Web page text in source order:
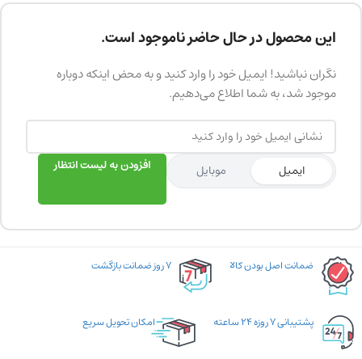
این محصول در حال حاضر ناموجود است.
نگران نباشید! ایمیل خود را وارد کنید و به محض اینکه دوباره
موجود شد، به شما اطلاع می‌دهیم.
ایمیل موبایل افزودن به لیست انتظار
ضمانت اصل بودن کالا ۷ روز ضمانت بازگشت
پشتیبانی ۷ روزه ۲۴ ساعته امکان تحویل سریع